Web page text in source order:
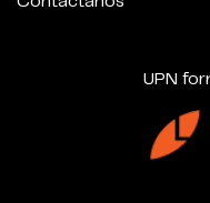
UPN